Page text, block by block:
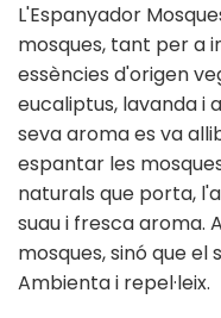
L'Espanyador
mosques, tant per a
essències d'origen
eucaliptus, lavanda i
seva aroma es va
espantar les
naturals que porta,
suau i fresca aroma.
mosques, sinó que el
Ambienta i repel·leix.